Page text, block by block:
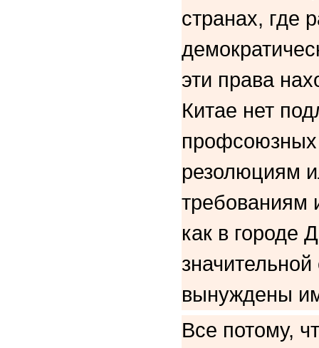
странах, где
эти права
Китае нет
профсоюзных
резолюциям
требованиям
как в городе
вынуждены
Все потому,